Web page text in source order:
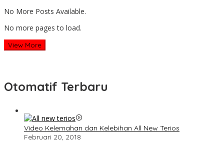
No More Posts Available.
No more pages to load.
View More
Otomatif Terbaru
Video Kelemahan dan Kelebihan All New Terios
Februari 20, 2018